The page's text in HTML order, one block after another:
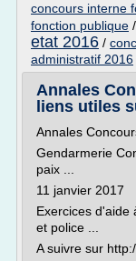
concours interne
fonction publique /
etat 2016 /
administratif 2016
Annales
liens utiles
Annales
Gendarmerie
paix ...
11 janvier 2017
Exercices d'aide
et police ...
A suivre sur